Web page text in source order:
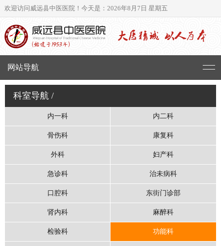
欢迎访问威远县中医医院！ 今天是：2026年8月7日 星期五
网站导航
科室导航 /
内一科 内二科
骨伤科 康复科
外科 妇产科
急诊科 治未病科
口腔科 东街门诊部
肾内科 麻醉科
检验科 功能科